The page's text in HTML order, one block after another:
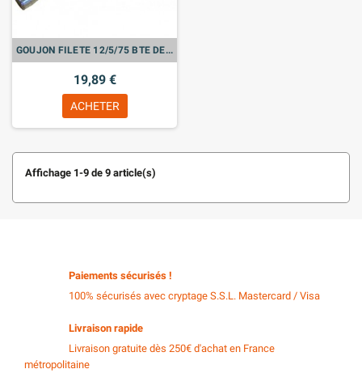
GOUJON FILETE 12/5/75 BTE DE 25
19,89 €
ACHETER
Affichage 1-9 de 9 article(s)
Paiements sécurisés !
100% sécurisés avec cryptage S.S.L. Mastercard / Visa
Livraison rapide
Livraison gratuite dès 250€ d'achat en France
métropolitaine